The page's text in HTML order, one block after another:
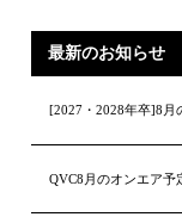
最新のお知らせ
[2027・2028年卒]8月
QVC8月のオンエア予